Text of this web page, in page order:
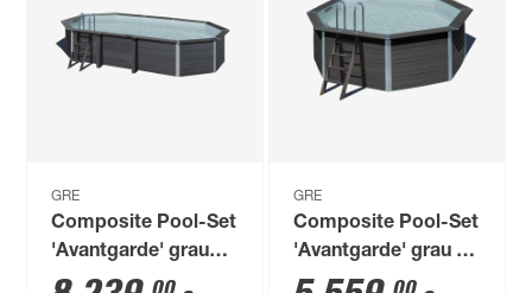
GRE
Composite Pool-Set
'Avantgarde' grau
oval 664 × 386 × 124
GRE
Composite Pool-Set
'Avantgarde' grau Ø
410 × 124 cm